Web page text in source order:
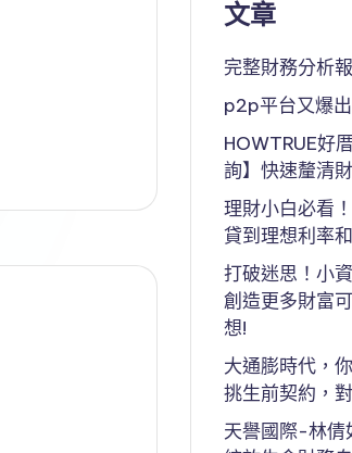
文章
完整財務分析
p2p平台又爆
HOWTRUE好
詢】快速釐清
理財小白必看
貸到理想利率
打破迷思！小
創造更多財富
想!
大通膨時代，
挑生前契約，
天譽國際-林倩